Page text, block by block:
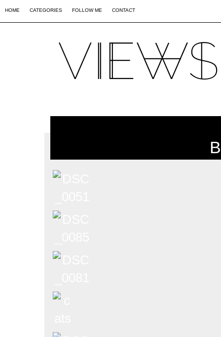
HOME CATEGORIES FOLLOW ME CONTACT